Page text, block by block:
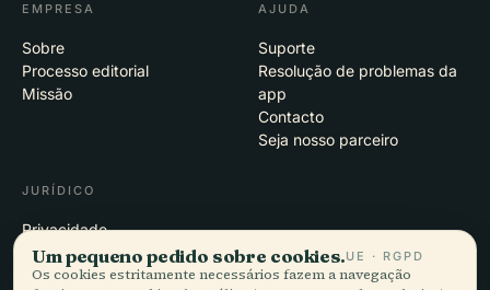
EMPRESA
Sobre
Processo editorial
Missão
AJUDA
Suporte
Resolução de problemas da
app
Contacto
Seja nosso parceiro
JURÍDICO
Privacidade
Termos
Definições de cookies
Um pequeno pedido sobre cookies.UE · RGPD
Os cookies estritamente necessários fazem a navegação